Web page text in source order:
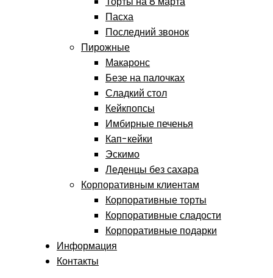
Пасха
Последний звонок
Пирожные
Макаронс
Безе на палочках
Сладкий стол
Кейкпопсы
Имбирные печенья
Кап-кейки
Эскимо
Леденцы без сахара
Корпоративным клиентам
Корпоративные торты
Корпоративные сладости
Корпоративные подарки
Информация
Контакты